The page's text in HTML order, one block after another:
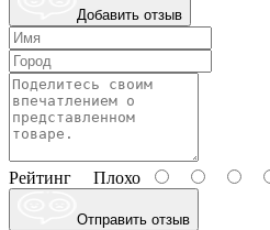
Добавить отзыв
Рейтинг Плохо
Отправить отзыв